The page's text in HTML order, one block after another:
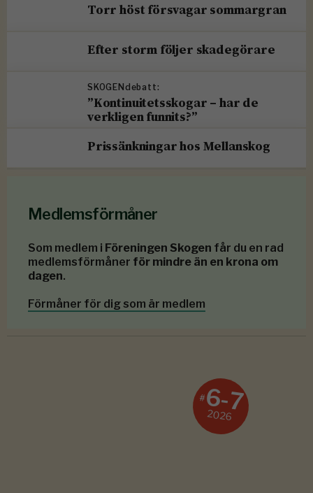
Torr höst försvagar sommargran
Efter storm följer skadegörare
SKOGENdebatt:
”Kontinuitetsskogar – har de
verkligen funnits?”
Prissänkningar hos Mellanskog
Medlemsförmåner
Som medlem i Föreningen Skogen får du en rad
medlemsförmåner för mindre än en krona om
dagen.
Förmåner för dig som är medlem
#6-7
2026